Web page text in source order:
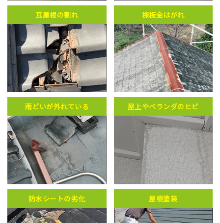
瓦屋根の割れ 棟板金はがれ
雨どいが外れている 屋上やベランダのヒビ
防水シートの劣化 屋根塗装